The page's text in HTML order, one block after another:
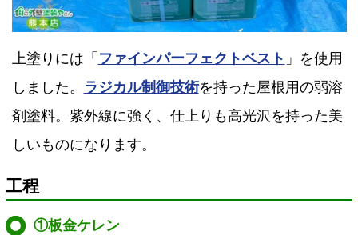
上塗りには「 ファインパーフェクトベスト 」を使用
しました。
ラジカル制御技術を持った屋根用の弱溶
剤塗料。紫外線に強く、仕上りも高光沢を持った美
しいものになります。
工程
①板金ケレン